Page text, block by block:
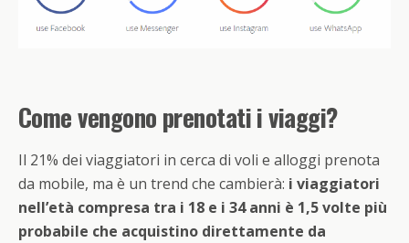
Come vengono prenotati i viaggi?
Il 21% dei viaggiatori in cerca di voli e alloggi prenota
da mobile, ma è un trend che cambierà: i viaggiatori
nell’età compresa tra i 18 e i 34 anni è 1,5 volte più
probabile che acquistino direttamente da